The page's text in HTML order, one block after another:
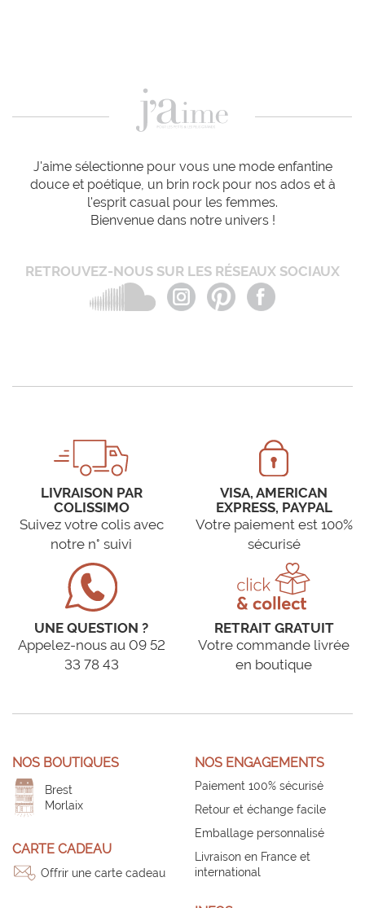
J'aime sélectionne pour vous une mode enfantine
douce et poétique, un brin rock pour nos ados et à
l'esprit casual pour les femmes.
Bienvenue dans notre univers !
RETROUVEZ-NOUS SUR LES RÉSEAUX SOCIAUX
LIVRAISON PAR
COLISSIMO
Suivez votre colis avec
notre n° suivi
VISA, AMERICAN
EXPRESS, PAYPAL
Votre paiement est 100%
sécurisé
UNE QUESTION ?
Appelez-nous au 09 52
33 78 43
RETRAIT GRATUIT
Votre commande livrée
en boutique
NOS BOUTIQUES
Brest
Morlaix
CARTE CADEAU
Offrir une carte cadeau
NOS ENGAGEMENTS
Paiement 100% sécurisé
Retour et échange facile
Emballage personnalisé
Livraison en France et
international